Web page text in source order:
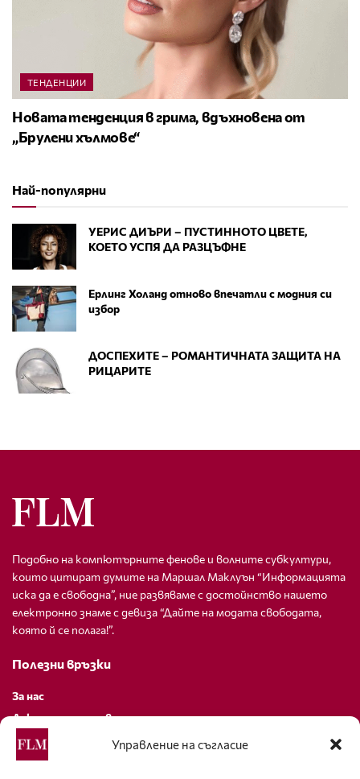
Управление на съгласие
ТЕНДЕНЦИИ
Новата тенденция в грима, вдъхновена от
„Брулени хълмове“
Най-популярни
УЕРИС ДИЪРИ – ПУСТИННОТО ЦВЕТЕ,
КОЕТО УСПЯ ДА РАЗЦЪФНЕ
Ерлинг Холанд отново впечатли с модния си
избор
ДОСПЕХИТЕ – РОМАНТИЧНАТА ЗАЩИТА НА
РИЦАРИТЕ
Подобно на компютърните фенове и волните субкултури,
които цитират думите на Маршал Маклуън “Информацията
иска да е свободна”, ние развяваме с достойнство нашето
електронно знаме с девиза “Дайте на модата свободата,
която й се полага!”.
Полезни връзки
За нас
Декларация за поверителност
Политика за бисквитки